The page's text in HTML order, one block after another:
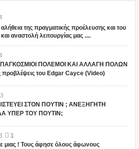
της πραγματικής προέλευσης και του
αναστολή λειτουργίας μας ....
ΠΟΛΕΜΟΙ ΚΑΙ ΑΛΛΑΓΗ ΠΟΛΩΝ
προβλέψεις του Edgar Cayce (Video)
ΣΤΟΝ ΠΟΥΤΙΝ ; ΑΝΕΞΗΓΗΤΗ
ΥΠΕΡ ΤΟΥ ΠΟΥΤΙΝ;
1
μιας ! Τους άφησε όλους άφωνους